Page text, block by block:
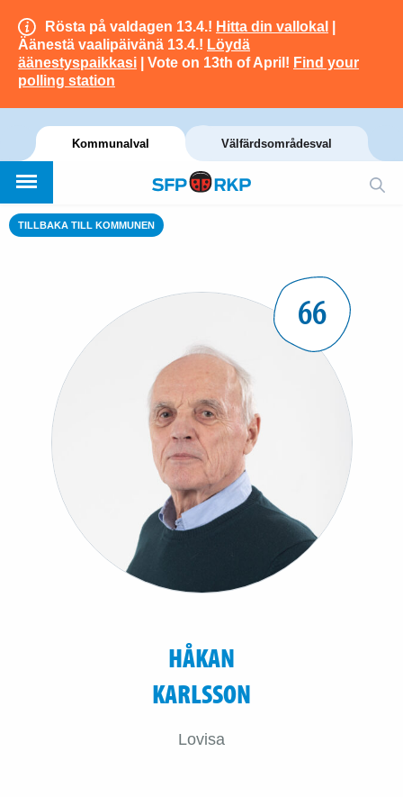
Rösta på valdagen 13.4.! Hitta din vallokal
Äänestä vaalipäivänä 13.4.! Löydä
äänestyspaikkasi | Vote on 13th of April! Find your
polling station
Kommunalval Välfärdsområdesval
TILLBAKA TILL KOMMUNEN
66
HÅKAN
KARLSSON
Lovisa